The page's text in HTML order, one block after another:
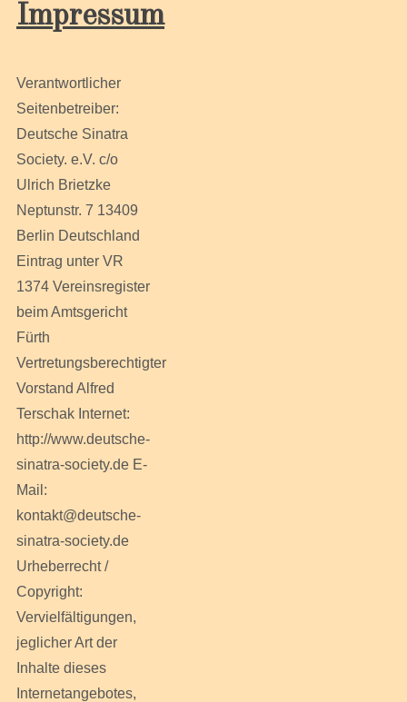
Impressum
Verantwortlicher
Seitenbetreiber:
Deutsche Sinatra
Society. e.V. c/o
Ulrich Brietzke
Neptunstr. 7 13409
Berlin Deutschland
Eintrag unter VR
1374 Vereinsregister
beim Amtsgericht
Fürth
Vertretungsberechtigter
Vorstand Alfred
Terschak Internet:
http://www.deutsche-
sinatra-society.de E-
Mail:
kontakt@deutsche-
sinatra-society.de
Urheberrecht /
Copyright:
Vervielfältigungen,
jeglicher Art der
Inhalte dieses
Internetangebotes,